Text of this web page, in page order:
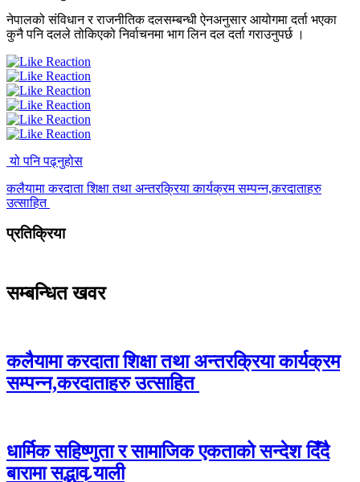
नेपालको संविधान र राजनीतिक दलसम्बन्धी ऐनअनुसार आयोगमा दर्ता भएका
कुनै पनि दलले तोकिएको निर्वाचनमा भाग लिन दल दर्ता गराउनुपर्छ ।
यो पनि पढ्नुहोस
कलैयामा करदाता शिक्षा तथा अन्तरक्रिया कार्यक्रम सम्पन्न,करदाताहरु
उत्साहित
प्रतिक्रिया
सम्बन्धित खवर
कलैयामा करदाता शिक्षा तथा अन्तरक्रिया कार्यक्रम
सम्पन्न,करदाताहरु उत्साहित
धार्मिक सहिष्णुता र सामाजिक एकताको सन्देश दिँदै
बारामा सद्भाव र्‍याली